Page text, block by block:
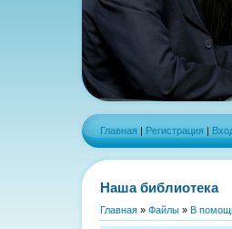
Главная | Регистрация |
Наша библиотека
Главная » Файлы » В